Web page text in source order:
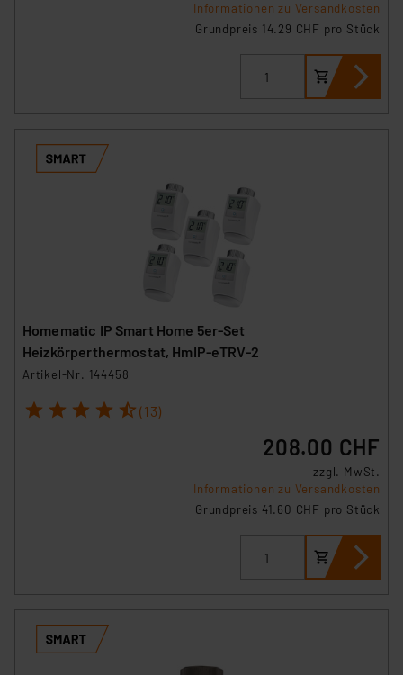
Informationen zu Versandkosten
Grundpreis 14.29 CHF pro Stück
Homematic IP Smart Home 5er-Set
Heizkörperthermostat, HmIP-eTRV-2
Artikel-Nr. 144458
1 2 3 4 5 (13)
208.00 CHF
zzgl. MwSt.
Informationen zu Versandkosten
Grundpreis 41.60 CHF pro Stück